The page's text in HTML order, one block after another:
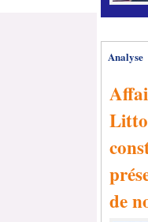
Analyse
de